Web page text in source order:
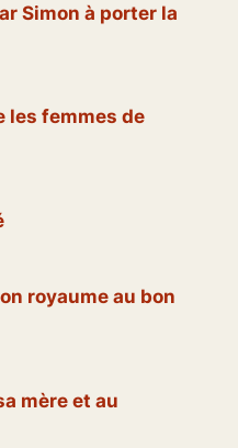
Simon à porter la
les femmes de
royaume au bon
mère et au